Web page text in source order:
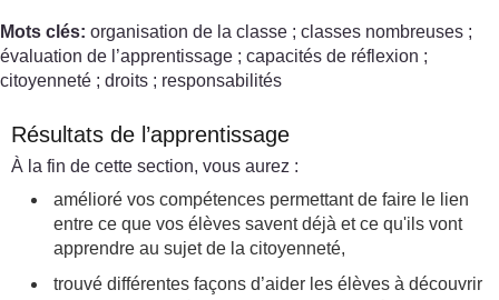
Mots clés: organisation de la classe ; classes nombreuses ;
évaluation de l’apprentissage ; capacités de réflexion ;
citoyenneté ; droits ; responsabilités
Résultats de l’apprentissage
À la fin de cette section, vous aurez :
amélioré vos compétences permettant de faire le lien
entre ce que vos élèves savent déjà et ce qu'ils vont
apprendre au sujet de la citoyenneté,
trouvé différentes façons d’aider les élèves à découvrir